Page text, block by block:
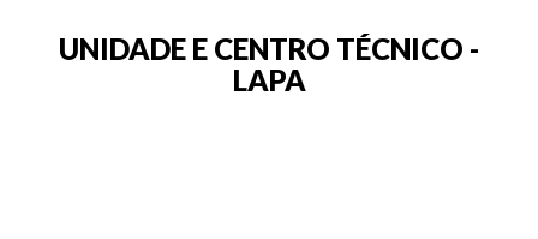
UNIDADE E CENTRO TÉCNICO -
LAPA